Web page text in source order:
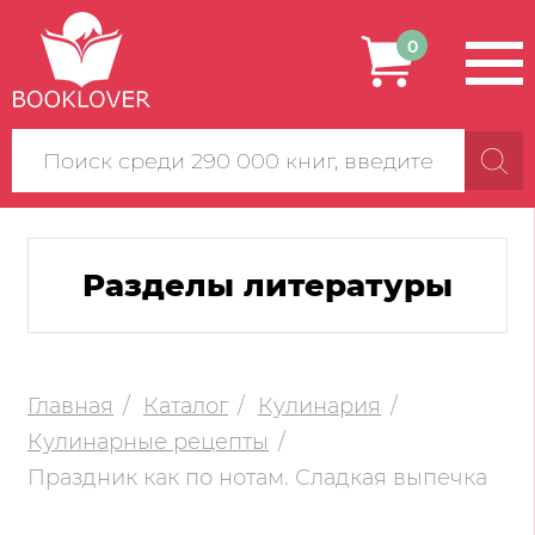
Поиск
по
сайту
0
Разделы литературы
Главная Каталог
Кулинария
Кулинарные рецепты
Праздник как по нотам. Сладкая выпечка